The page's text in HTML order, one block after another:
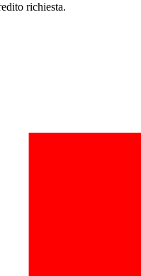
richiesta.